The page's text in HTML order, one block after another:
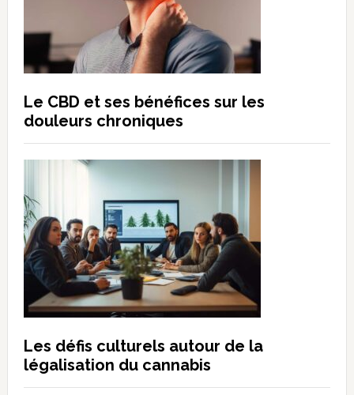
Le CBD et ses bénéfices sur les
douleurs chroniques
Les défis culturels autour de la
légalisation du cannabis